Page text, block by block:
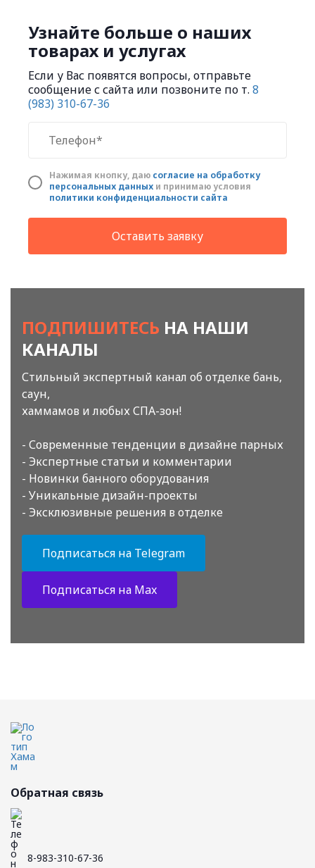
Узнайте больше о наших
товарах и услугах
Если у Вас появятся вопросы, отправьте
сообщение с сайта или позвоните по т. 8
(983) 310-67-36
Нажимая кнопку, даю cогласие на обработку
персональных данных и принимаю условия
политики конфиденциальности сайта
Оставить заявку
ПОДПИШИТЕСЬ НА НАШИ
КАНАЛЫ
Стильный экспертный канал об отделке бань,
саун,
хаммамов и любых СПА-зон!
- Современные тенденции в дизайне парных
- Экспертные статьи и комментарии
- Новинки банного оборудования
- Уникальные дизайн-проекты
- Эксклюзивные решения в отделке
Подписаться на Telegram
Подписаться на Max
Обратная связь
8-983-310-67-36